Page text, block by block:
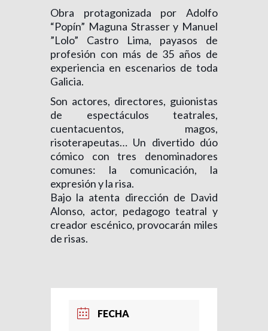
Obra protagonizada por Adolfo
“Popín” Maguna Strasser y Manuel
”Lolo” Castro Lima, payasos de
profesión con más de 35 años de
experiencia en escenarios de toda
Galicia.
Son actores, directores, guionistas
de espectáculos teatrales,
cuentacuentos, magos,
risoterapeutas… Un divertido dúo
cómico con tres denominadores
comunes: la comunicación, la
expresión y la risa.
Bajo la atenta dirección de David
Alonso, actor, pedagogo teatral y
creador escénico, provocarán miles
de risas.
FECHA